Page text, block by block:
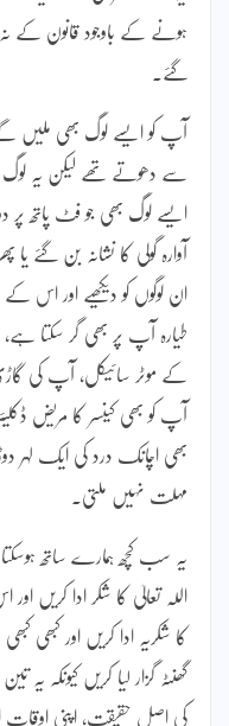
ہونے کے باوجود قانون کے نہ
گئے۔
آپ کو ایسے لوگ بھی ملیں
سے دھوتے تھے لیکن یہ لوگ
ایسے لوگ بھی جو فٹ پاتھ پر
آوارہ گولی کا نشانہ بن گئے یا
ان لوگوں کو دیکھیے اور اس کے
طیارہ آپ پر بھی گر سکتا
کے موٹر سائیکل، آپ کی
آپ کو بھی کینسر کا مریض
بھی اچانک درد کی ایک لہر
مہلت نہیں ملتی۔
یہ سب کچھ ہمارے ساتھ
اللہ تعالیٰ کا شکر ادا کریں
کا شکریہ ادا کریں اور کبھی
گھنٹہ گزار لیا کریں کیونکہ یہ
کی اصل حقیقت، اپنی اوقات اور